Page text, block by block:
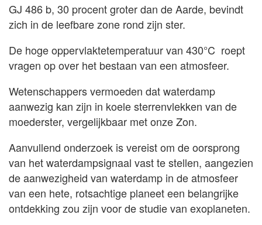
GJ 486 b, 30 procent groter dan de Aarde, bevindt
zich in de leefbare zone rond zijn ster.
De hoge oppervlaktetemperatuur van 430°C roept
vragen op over het bestaan van een atmosfeer.
Wetenschappers vermoeden dat waterdamp
aanwezig kan zijn in koele sterrenvlekken van de
moederster, vergelijkbaar met onze Zon.
Aanvullend onderzoek is vereist om de oorsprong
van het waterdampsignaal vast te stellen, aangezien
de aanwezigheid van waterdamp in de atmosfeer
van een hete, rotsachtige planeet een belangrijke
ontdekking zou zijn voor de studie van exoplaneten.